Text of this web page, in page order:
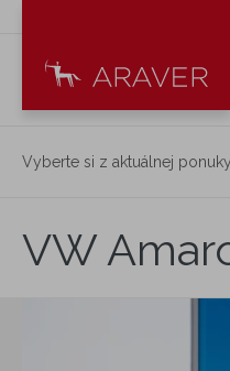
Vyberte si z aktuálnej ponuky
VW